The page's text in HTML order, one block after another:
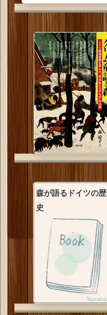
森が語るドイツの歴
史